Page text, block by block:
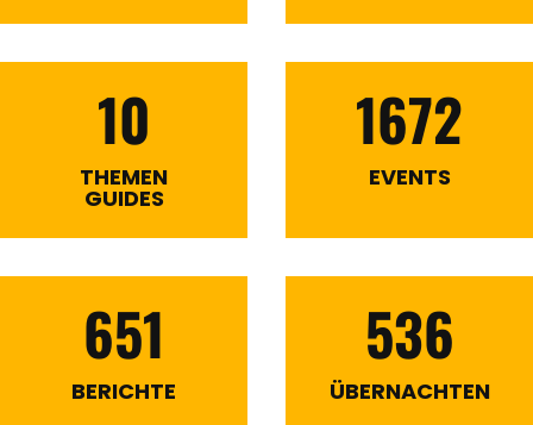
10
THEMEN
GUIDES
1672
EVENTS
651
BERICHTE
536
ÜBERNACHTEN